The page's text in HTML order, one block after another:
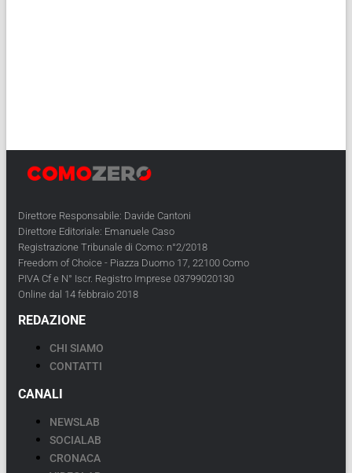
Direttore Responsabile: Davide Cantoni
Direttore Editoriale: Emanuele Caso
Registrazione Tribunale di Como: n°2/2018
Freedom of Choice - Piazza Duomo 17, 22100 Como
PIVA Cf e N° Iscr. Registro Imprese 03799020130
Online dal 14 febbraio 2018
REDAZIONE
CHI SIAMO
CONTATTI
CANALI
NEWSLAB
SOCIALAB
CRONACA